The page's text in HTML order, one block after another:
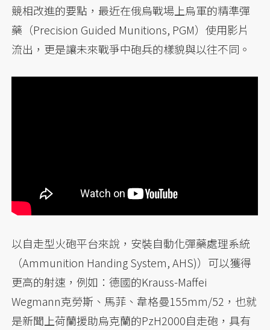
競相改進的要點，最近在俄烏戰場上烏軍的精準彈
藥（Precision Guided Munitions, PGM）使用影片
流出，更是讓未來戰爭中砲兵的樣貌與以往不同。
以自走型火砲平台來說，安裝自動化彈藥處理系統
（Ammunition Handing System, AHS)）可以獲得
更高的射速，例如：德國的Krauss-Maffei
Wegmann克勞斯、馬菲、韋格曼155mm/52，也就
是新聞上荷蘭援助烏克蘭的PzH2000自走砲，具有